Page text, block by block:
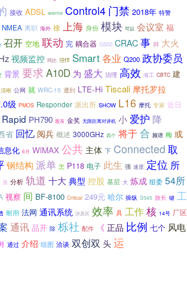
接收 ADSL weme Control4 门禁 2018年 特警
NMEA 离职 海外 徐 上海 身份 模块 可以 会议室 福
召开 空地 联动 完 耦合器 G500 CRAC 事 脚 大火
视频监控 同比 强悍 Smart各业 Q200 政协委员
背景 要求 A10D 为 盛大 治理 高效 省工 CBTC 建
清晰 公网 就 WRC-15 遭到 LTE-Hi Tiscali 摩托罗拉
级 PMOS Responder 派出所 SHOW L16 摩托 专家 近日
Rapid PH790 股东 金奖 无限距离对讲机 小爱护 降
省 回忆 阅兵 概述 3000GHz 四个 将于合 频谱 梅 或
息化 6月 WiMAX 公共 主体 下 Connected 取
钢结构 派单 怎 P118 电子 此生 强 速度 定位 所
遇 分析 轨道 十大 典型 控股 基层 大 炼成 组委 54所
视察 间 BF-8100 Critical 249元 哈尔 操纵 S565 旅长 键 工
耐用 法网 通讯系统 涉及区 效率 具 工作核 14号 厂区
通讯 品开 除 栎社 配件 《 正品 比例 七个 风电
通过 介绍 组图 洽谈 双创双 头 运